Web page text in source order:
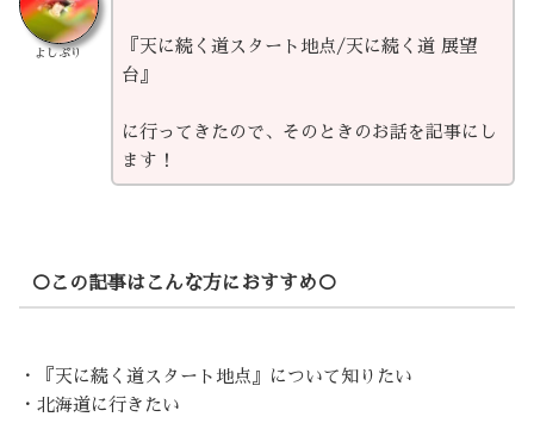
よしぷり
『天に続く道スタート地点/天に続く道 展望
台』
に行ってきたので、そのときのお話を記事にし
ます！
○この記事はこんな方におすすめ○
・『天に続く道スタート地点』について知りたい
・北海道に行きたい